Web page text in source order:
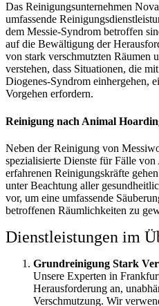
Das Reinigungsunternehmen
umfassende
dem Messie-Syndrom betroffen
auf die Bewältigung der
von stark verschmutzten Räumen
verstehen, dass Situationen, die
Diogenes-Syndrom einhergehen,
Vorgehen erfordern.
Reinigung nach Animal
Neben der Reinigung von
spezialisierte Dienste für Fälle
erfahrenen Reinigungskräfte
unter Beachtung aller
vor, um eine umfassende
betroffenen Räumlichkeiten zu
Dienstleistungen im
Grundreinigung Stark
Unsere Experten in
Herausforderung an,
Verschmutzung. Wir